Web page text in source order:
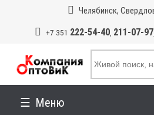
Челябинск,
+7 351 222-54-40, 211-07-
Меню